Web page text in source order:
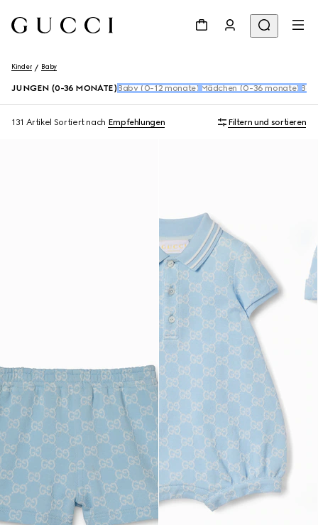
Kinder Baby
JUNGEN (0-36 MONATE) Baby (0-12 monate) Mädchen (0-36 monate)
131 Artikel Sortiert nach Empfehlungen Filtern und sortieren